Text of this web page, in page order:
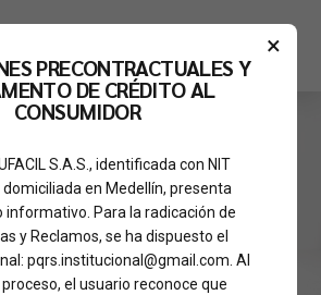
TAG
×
PRECONTRACTUALES Y
DE CRÉDITO AL
CONSUMIDOR
S.A.S., identificada con NIT
en Medellín, presenta
Para la radicación de
y Reclamos, se ha dispuesto el
pqrs.institucional@gmail.com. Al
el usuario reconoce que